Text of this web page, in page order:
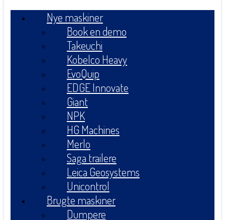
Nye maskiner
Book en demo
Takeuchi
Kobelco Heavy
EvoQuip
EDGE Innovate
Giant
NPK
HG Machines
Merlo
Saga trailere
Leica Geosystems
Unicontrol
Brugte maskiner
Dumpere